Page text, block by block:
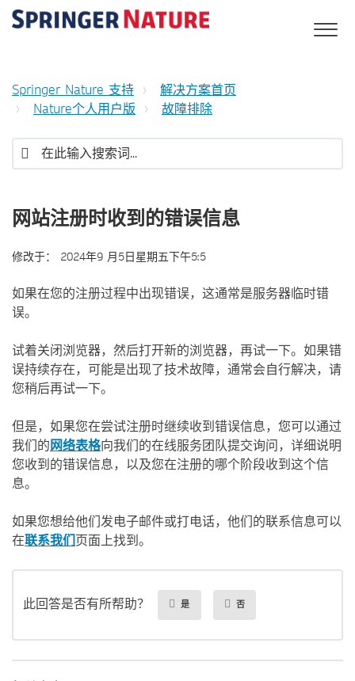
Springer Nature 支持
解决方案首页
Nature个人用户版
故障排除
网站注册时收到的错误信息
修改于： 2024年9 月5日星期五下午5:5
如果在您的注册过程中出现错误，这通常是服务器临时错
误。
试着关闭浏览器，然后打开新的浏览器，再试一下。如果错
误持续存在，可能是出现了技术故障，通常会自行解决，请
您稍后再试一下。
但是，如果您在尝试注册时继续收到错误信息，您可以通过
我们的网络表格向我们的在线服务团队提交询问，详细说明
您收到的错误信息，以及您在注册的哪个阶段收到这个信
息。
如果您想给他们发电子邮件或打电话，他们的联系信息可以
在联系我们页面上找到。
此回答是否有所帮助？ 是 否